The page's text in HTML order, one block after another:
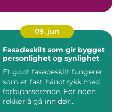
09. jun
Fasadeskilt som gir bygget
personlighet og synlighet
Et godt fasadeskilt fungerer
som et fast håndtrykk med
forbipasserende. Før noen
rekker å gå inn dør...